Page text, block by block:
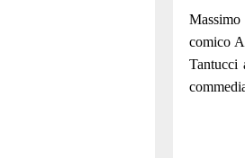
comico
Tantucci